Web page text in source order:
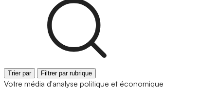
Trier par Filtrer par rubrique
Votre média d'analyse politique et économique